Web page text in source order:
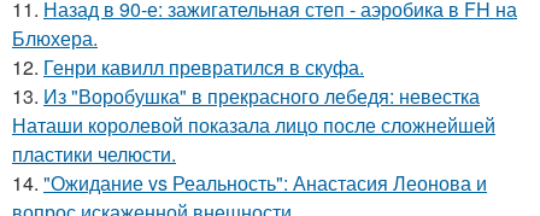
11. Назад в 90-е: зажигательная степ - аэробика в FH на
Блюхера.
12. Генри кавилл превратился в скуфа.
13. Из "Воробушка" в прекрасного лебедя: невестка
Наташи королевой показала лицо после сложнейшей
пластики челюсти.
14. "Ожидание vs Реальность": Анастасия Леонова и